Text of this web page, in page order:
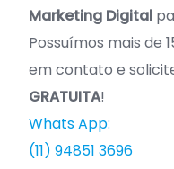
Marketing Digital
Possuímos mais de
em contato e
GRATUITA!
Whats App:
(11) 94851 3696